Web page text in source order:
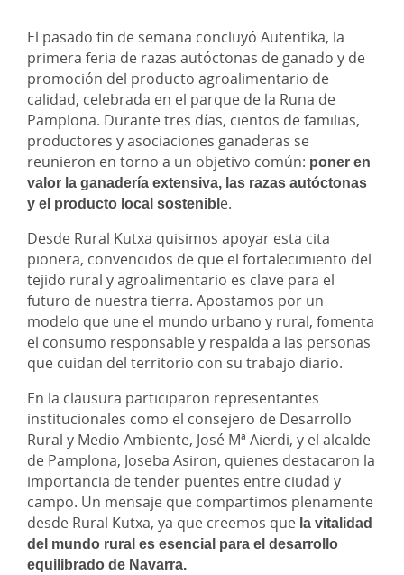
El pasado fin de semana concluyó Autentika, la
primera feria de razas autóctonas de ganado y de
promoción del producto agroalimentario de
calidad, celebrada en el parque de la Runa de
Pamplona. Durante tres días, cientos de familias,
productores y asociaciones ganaderas se
reunieron en torno a un objetivo común: poner en
valor la ganadería extensiva, las razas autóctonas
y el producto local sostenible.
Desde Rural Kutxa quisimos apoyar esta cita
pionera, convencidos de que el fortalecimiento del
tejido rural y agroalimentario es clave para el
futuro de nuestra tierra. Apostamos por un
modelo que une el mundo urbano y rural, fomenta
el consumo responsable y respalda a las personas
que cuidan del territorio con su trabajo diario.
En la clausura participaron representantes
institucionales como el consejero de Desarrollo
Rural y Medio Ambiente, José Mª Aierdi, y el alcalde
de Pamplona, Joseba Asiron, quienes destacaron la
importancia de tender puentes entre ciudad y
campo. Un mensaje que compartimos plenamente
desde Rural Kutxa, ya que creemos que la vitalidad
del mundo rural es esencial para el desarrollo
equilibrado de Navarra.